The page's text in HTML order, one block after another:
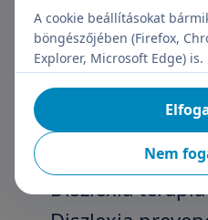
zavarának
Beszédindítás
Beszédtechnika
Dadogás terápia
Diszkalkulia
Diszlexia terápia
A cookie beállításokat
böngészőjében (Firefox,
Explorer, Microsoft Edge) is.
Nem